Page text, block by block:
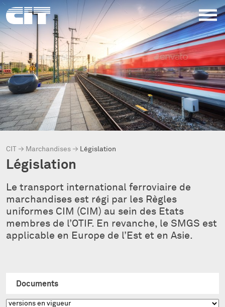
CIT → Marchandises → Législation
Législation
Le transport international ferroviaire de
marchandises est régi par les Règles
uniformes CIM (CIM) au sein des Etats
membres de l’OTIF. En revanche, le SMGS est
applicable en Europe de l’Est et en Asie.
Documents